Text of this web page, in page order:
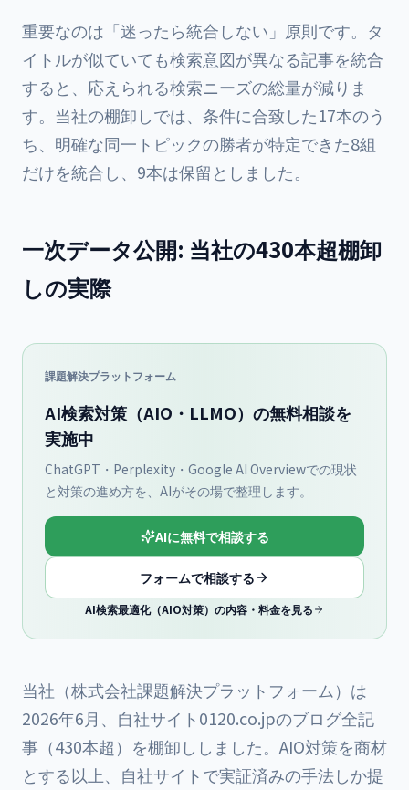
重要なのは「迷ったら統合しない」原則です。タ
イトルが似ていても検索意図が異なる記事を統合
すると、応えられる検索ニーズの総量が減りま
す。当社の棚卸しでは、条件に合致した17本のう
ち、明確な同一トピックの勝者が特定できた8組
だけを統合し、9本は保留としました。
一次データ公開: 当社の430本超棚卸
しの実際
課題解決プラットフォーム
AI検索対策（AIO・LLMO）の無料相談を
実施中
ChatGPT・Perplexity・Google AI Overviewでの現状
と対策の進め方を、AIがその場で整理します。
AIに無料で相談する
フォームで相談する
AI検索最適化（AIO対策）の内容・料金を見る
当社（株式会社課題解決プラットフォーム）は
2026年6月、自社サイト0120.co.jpのブログ全記
事（430本超）を棚卸ししました。AIO対策を商材
とする以上、自社サイトで実証済みの手法しか提